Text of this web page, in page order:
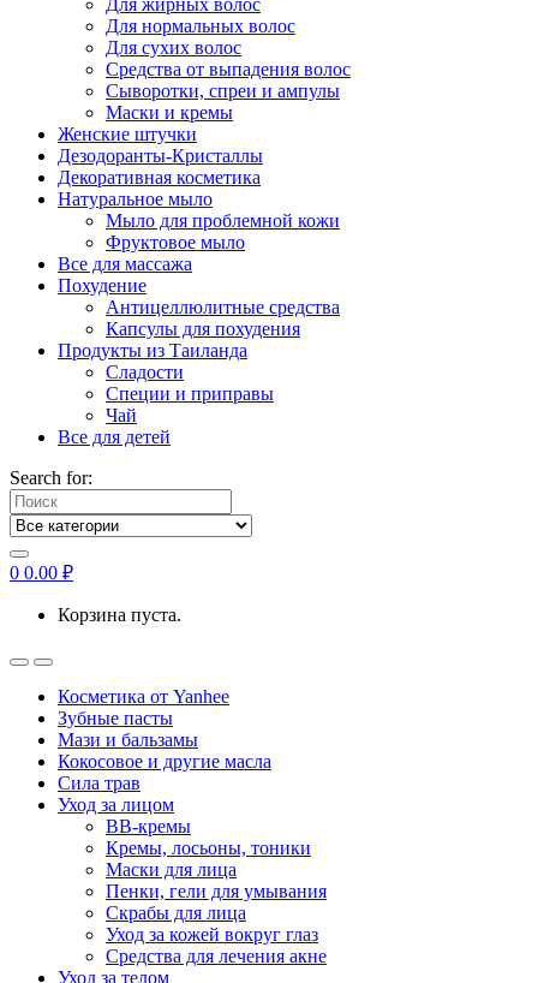
Для жирных волос
Для нормальных волос
Для сухих волос
Средства от выпадения волос
Сыворотки, спреи и ампулы
Маски и кремы
Женские штучки
Дезодоранты-Кристаллы
Декоративная косметика
Натуральное мыло
Мыло для проблемной кожи
Фруктовое мыло
Все для массажа
Похудение
Антицеллюлитные средства
Капсулы для похудения
Продукты из Таиланда
Сладости
Специи и приправы
Чай
Все для детей
Search for:
0 0.00 ₽
Корзина пуста.
Косметика от Yanhee
Зубные пасты
Мази и бальзамы
Кокосовое и другие масла
Сила трав
Уход за лицом
BB-кремы
Кремы, лосьоны, тоники
Маски для лица
Пенки, гели для умывания
Скрабы для лица
Уход за кожей вокруг глаз
Средства для лечения акне
Уход за телом